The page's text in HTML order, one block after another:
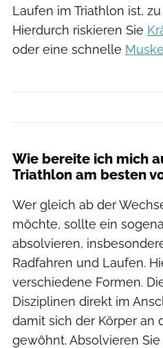
Laufen im Triathlon ist,
Hierdurch riskieren Sie
oder eine schnelle
Wie bereite ich mich
Triathlon am besten
Wer gleich ab der
möchte, sollte ein
absolvieren,
Radfahren und Laufen.
verschiedene Formen.
Disziplinen direkt im
damit sich der Körper an
gewöhnt. Absolvieren